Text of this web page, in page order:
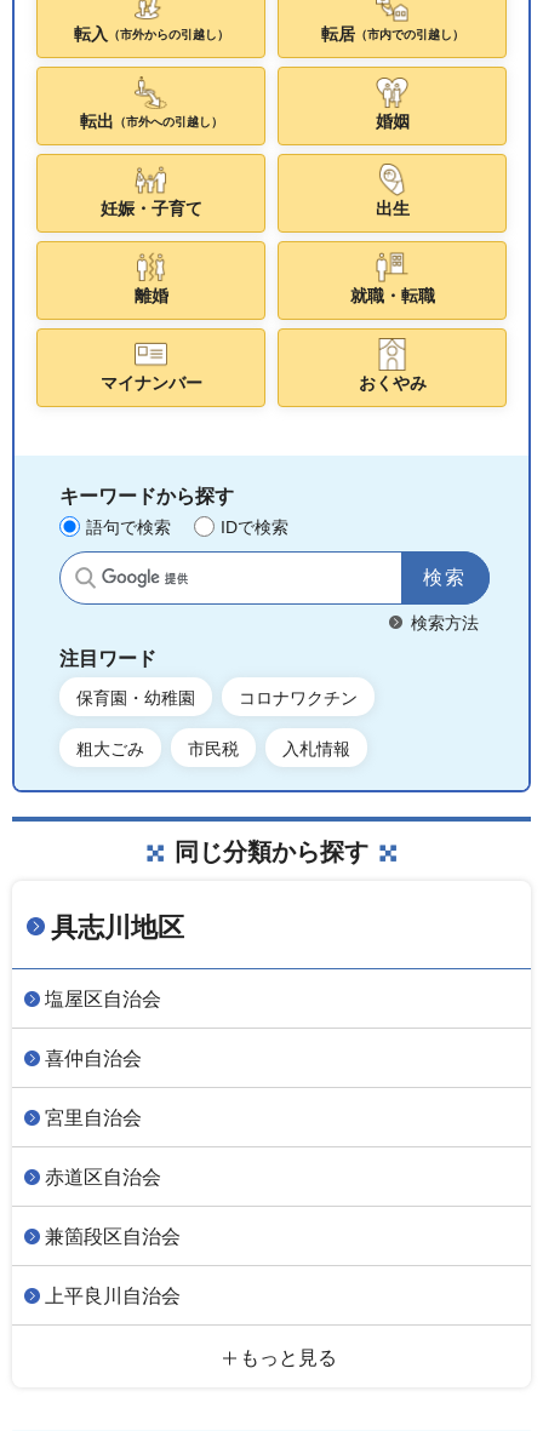
転入 （市外からの引越し） 転居（市内での引越し）
転出 （市外への引越し） 婚姻
妊娠・子育て 出生
離婚 就職・転職
マイナンバー おくやみ
キーワードから探す
語句で検索 IDで検索
サイト内検索
検索方法
注目ワード
保育園・幼稚園 コロナワクチン
粗大ごみ 市民税 入札情報
同じ分類から探す
具志川地区
塩屋区自治会
喜仲自治会
宮里自治会
赤道区自治会
兼箇段区自治会
上平良川自治会
もっと見る